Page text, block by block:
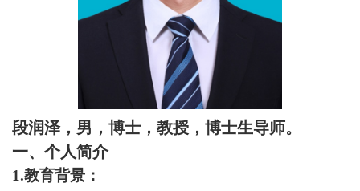
段润泽，男，博士，教授，博士生导师。
一、个人简介
1.教育背景：